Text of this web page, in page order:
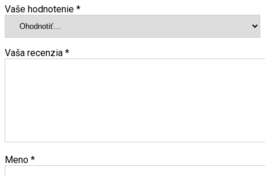
Vaše hodnotenie *
Vaša recenzia *
Meno *